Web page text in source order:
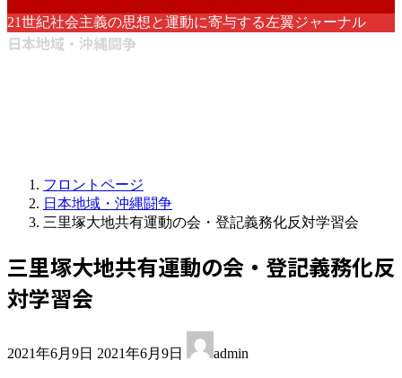
21世紀社会主義の思想と運動に寄与する左翼ジャーナル
日本地域・沖縄闘争
フロントページ
日本地域・沖縄闘争
三里塚大地共有運動の会・登記義務化反対学習会
三里塚大地共有運動の会・登記義務化反
対学習会
2021年6月9日 終
2021年6月9日 admin